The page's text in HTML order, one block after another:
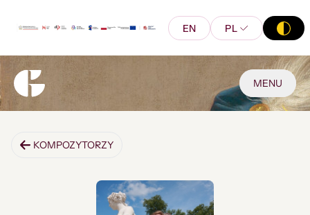
EN PL
MENU
KOMPOZYTORZY